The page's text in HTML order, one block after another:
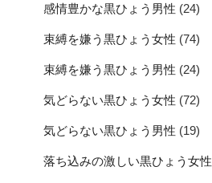
感情豊かな黒ひょう男性 (24)
束縛を嫌う黒ひょう女性 (74)
束縛を嫌う黒ひょう男性 (24)
気どらない黒ひょう女性 (72)
気どらない黒ひょう男性 (19)
落ち込みの激しい黒ひょう女性